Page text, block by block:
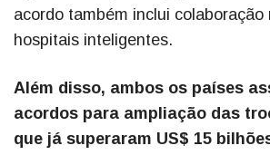
acordo também inclui colaboração
hospitais inteligentes.
Além disso, ambos os países
acordos para ampliação das
que já superaram US$ 15